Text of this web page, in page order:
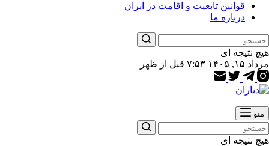
قوانین تابعیت و اقامت در ایران
درباره ما
هیچ نتیجه ای
مرداد ۱۵, ۱۴۰۵ ۷:۵۳ قبل از ظهر
منو
هیچ نتیجه ای